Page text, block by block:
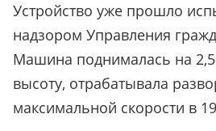
Устройство уже прошло
надзором Управления
Машина поднималась на
высоту, отрабатывала
максимальной скорости в